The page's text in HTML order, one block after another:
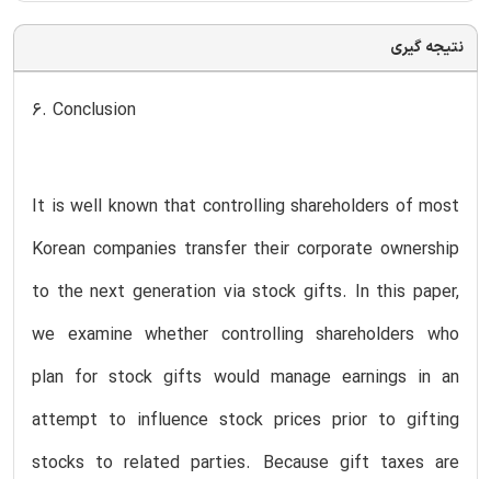
نتیجه گیری
6. Conclusion
It is well known that controlling shareholders of most
Korean companies transfer their corporate ownership
to the next generation via stock gifts. In this paper,
we examine whether controlling shareholders who
plan for stock gifts would manage earnings in an
attempt to influence stock prices prior to gifting
stocks to related parties. Because gift taxes are